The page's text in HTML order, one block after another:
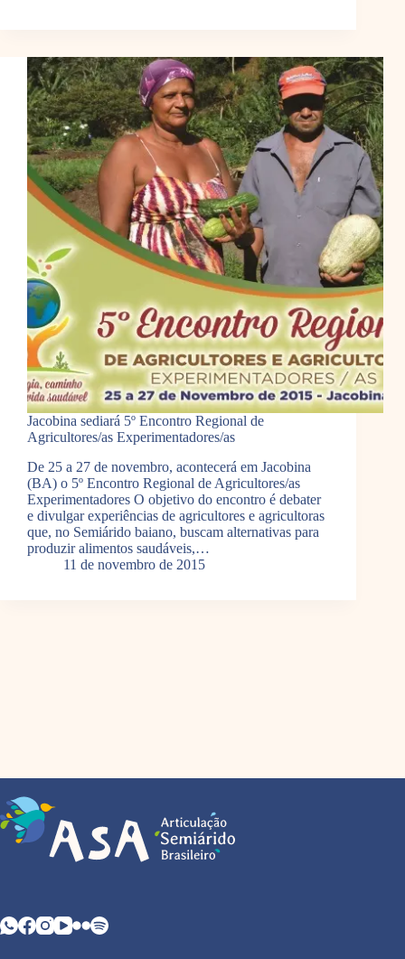
Jacobina sediará 5º Encontro Regional de
Agricultores/as Experimentadores/as
De 25 a 27 de novembro, acontecerá em Jacobina
(BA) o 5º Encontro Regional de Agricultores/as
Experimentadores O objetivo do encontro é debater
e divulgar experiências de agricultores e agricultoras
que, no Semiárido baiano, buscam alternativas para
produzir alimentos saudáveis,…
11 de novembro de 2015